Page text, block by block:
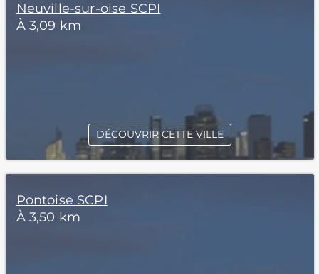
Neuville-sur-oise SCPI
À 3,09 km
DÉCOUVRIR CETTE VILLE
Pontoise SCPI
À 3,50 km